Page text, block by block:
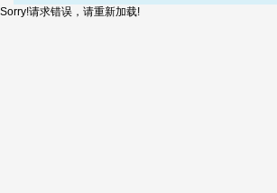
Sorry!请求错误，请重新加载!